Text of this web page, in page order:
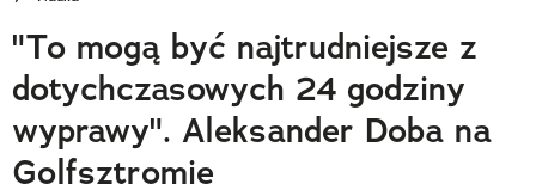
Trendbook Podróżniczy
Polecane
"To mogą być najtrudniejsze z
dotychczasowych 24 godziny
wyprawy". Aleksander Doba na
Golfsztromie